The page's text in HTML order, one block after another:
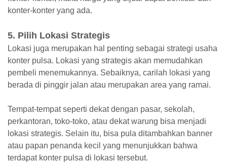
konter-konter yang ada.
5. Pilih Lokasi Strategis
Lokasi juga merupakan hal penting sebagai strategi usaha
konter pulsa. Lokasi yang strategis akan memudahkan
pembeli menemukannya. Sebaiknya, carilah lokasi yang
berada di pinggir jalan atau merupakan area yang ramai.
Tempat-tempat seperti dekat dengan pasar, sekolah,
perkantoran, toko-toko, atau dekat warung bisa menjadi
lokasi strategis. Selain itu, bisa pula ditambahkan banner
atau papan penanda kecil yang menunjukkan bahwa
terdapat konter pulsa di lokasi tersebut.